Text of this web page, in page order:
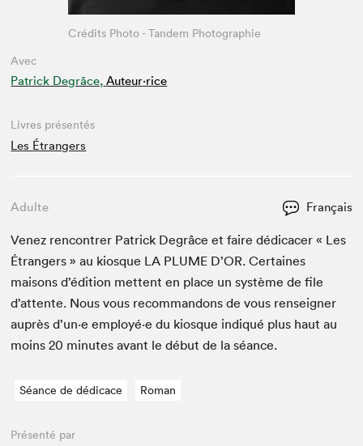
Avec
Patrick Degrâce, Auteur·rice
Crédits Photo - Tandem Photographie
Livres présentés
Les Étrangers
Adulte Français
Venez ren­con­tr­er Patrick Degrâce et faire dédi­cac­er « Les
Étrangers » au kiosque LA PLUME D’OR. Cer­taines
maisons d’édi­tion met­tent en place un sys­tème de file
d’at­tente. Nous vous recom­man­dons de vous ren­seign­er
auprès d’un·e employé·e du kiosque indiqué plus haut au
moins20 min­utes avant le début de la séance.
Séance de dédicace Roman
Présenté par